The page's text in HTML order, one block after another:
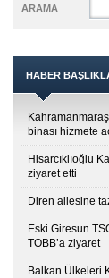
ARAMA
HABER
binası hizmete
Hisarcıklıoğlu
ziyaret etti
Diren ailesine
Eski Giresun
TOBB’a ziyaret
Balkan Ülkeleri